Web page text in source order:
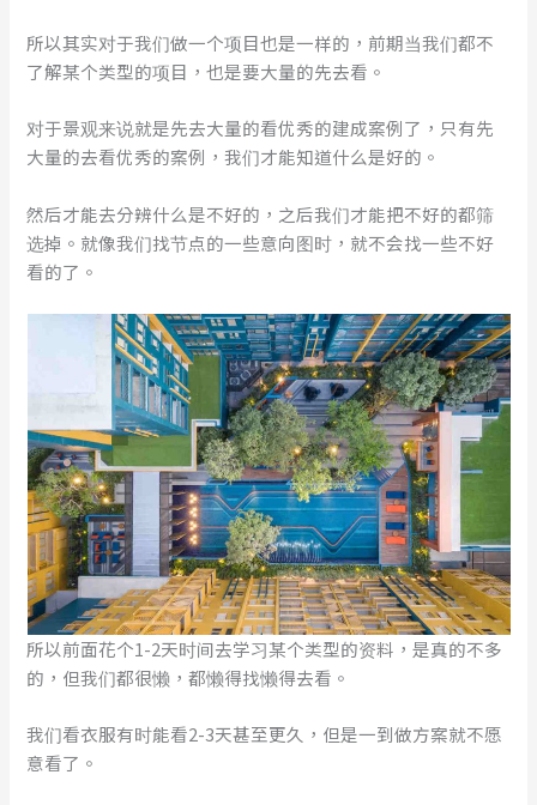
所以其实对于我们做一个项目也是一样的，前期当我们都不
了解某个类型的项目，也是要大量的先去看。
对于景观来说就是先去大量的看优秀的建成案例了，只有先
大量的去看优秀的案例，我们才能知道什么是好的。
然后才能去分辨什么是不好的，之后我们才能把不好的都筛
选掉。就像我们找节点的一些意向图时，就不会找一些不好
看的了。
所以前面花个1-2天时间去学习某个类型的资料，是真的不多
的，但我们都很懒，都懒得找懒得去看。
我们看衣服有时能看2-3天甚至更久，但是一到做方案就不愿
意看了。